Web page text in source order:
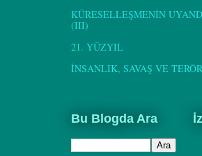
KÜRESELLEŞMENİN
(III)
21. YÜZYIL
İNSANLIK, SAVAŞ VE TERÖR
Bu Blogda Ara